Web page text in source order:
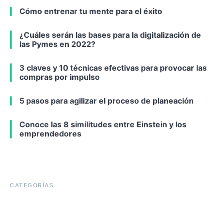
Cómo entrenar tu mente para el éxito
¿Cuáles serán las bases para la digitalización de
las Pymes en 2022?
3 claves y 10 técnicas efectivas para provocar las
compras por impulso
5 pasos para agilizar el proceso de planeación
Conoce las 8 similitudes entre Einstein y los
emprendedores
CATEGORÍAS